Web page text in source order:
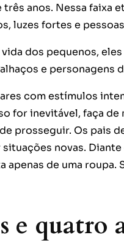
anos. Nessa faixa
luzes fortes e
dos pequenos,
e personagens
com estímulos
for inevitável, faça de
prosseguir. Os pais
novas.
de uma roupa.
e quatro